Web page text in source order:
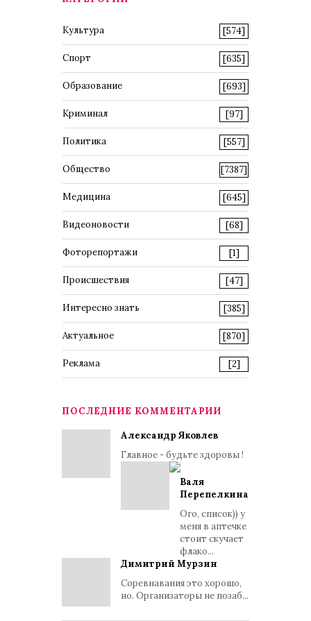
Культура [574]
Спорт [635]
Образование [693]
Криминал [97]
Политика [557]
Общество [7387]
Медицина [645]
Видеоновости [68]
Фоторепортажи [1]
Происшествия [47]
Интересно знать [385]
Актуальное [870]
Реклама [2]
ПОСЛЕДНИЕ КОММЕНТАРИИ
Александр Яковлев
Главное - будьте здоровы !
Валя
Перепелкина
Ого, список)) у
меня в аптечке
стоит скучает
флако...
Димитрий Мурзин
Соревнавания это хорошо,
но. Организаторы не позаб...